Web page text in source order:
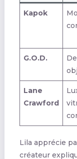
Kapok
G.O.D.
Lane
Crawford
Lila apprécie
créateur